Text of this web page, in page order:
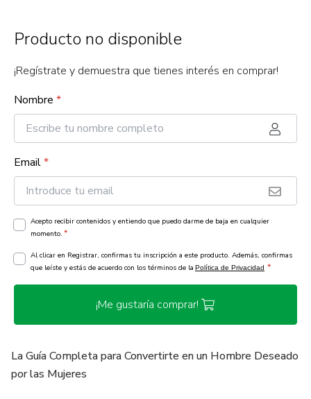
Producto no disponible
¡Regístrate y demuestra que tienes interés en comprar!
Nombre *
Email*
Acepto recibir contenidos y entiendo que puedo darme de baja en cualquier
momento. *
Al clicar en Registrar, confirmas tu inscripción a este producto. Además, confirmas
que leíste y estás de acuerdo con los términos de la Política de Privacidad *
¡Me gustaría comprar!
La Guía Completa para Convertirte en un Hombre Deseado
por las Mujeres